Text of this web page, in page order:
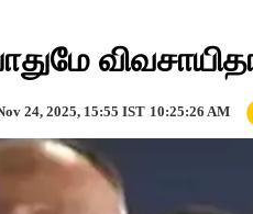
24, 2025, 15:55 IST 10:25:26 AM